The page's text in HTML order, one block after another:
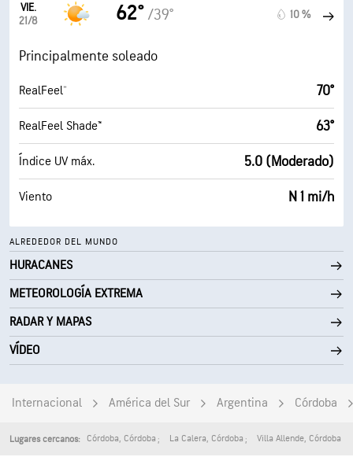
VIE.
21/8
62° /39° 10 %
Principalmente soleado
RealFeel® 70°
RealFeel Shade™ 63°
Índice UV máx. 5.0 (Moderado)
Viento N 1 mi/h
ALREDEDOR DEL MUNDO
HURACANES
METEOROLOGÍA EXTREMA
RADAR Y MAPAS
VÍDEO
Internacional América del Sur Argentina Córdoba
Lugares cercanos: Córdoba, Córdoba La Calera, Córdoba Villa Allende, Córdoba